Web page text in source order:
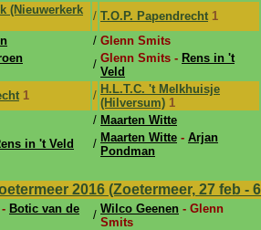
(Nieuwerkerk
/ T.O.P. Papendrecht 1
/ Glenn Smits
/ Glenn Smits - Rens in 't
Veld
1 / H.L.T.C. 't Melkhuisje
(Hilversum) 1
/ Maarten Witte
in 't Veld / Maarten Witte - Arjan
Pondman
2016 (Zoetermeer, 27 feb -
- Botic van de
/ Wilco Geenen - Glenn
Smits